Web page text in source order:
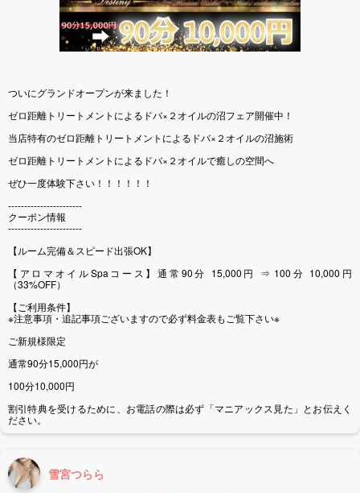
ついにグランドオープンが来ました！
ゼロ距離トリートメントによるドバ×２オイルの沼フェア開催中！
当店特有のゼロ距離トリートメントによるドバ×２オイルの沼施術
ゼロ距離トリートメントによるドバ×２オイルで癒しの空間へ
ぜひ一度体験下さい！！！！！！
-----------------------
クーポン情報
-----------------------
【ルーム完備＆スピード出張OK】
【アロマオイルSpaコース】通常90分 15,000円 ⇒ 100分 10,000円
（33%OFF）
【ご利用条件】
※注意事項・追記事項ございますので必ず料金表もご覧下さい※
ご新規様限定
通常90分15,000円が
100分10,000円
割引特典を受けるために、お電話の際は必ず「マニアックス見た」とお伝えく
ださい。
雪宮つらら